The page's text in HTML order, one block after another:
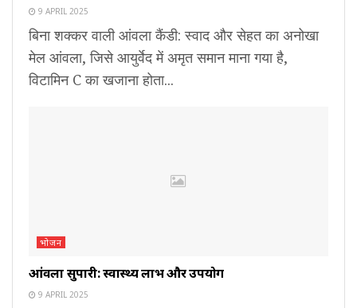
9 APRIL 2025
बिना शक्कर वाली आंवला कैंडी: स्वाद और सेहत का अनोखा
मेल आंवला, जिसे आयुर्वेद में अमृत समान माना गया है,
विटामिन C का खजाना होता...
भोजन
आंवला सुपारी: स्वास्थ्य लाभ और उपयोग
9 APRIL 2025